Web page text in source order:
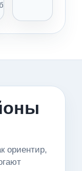
ориентир,